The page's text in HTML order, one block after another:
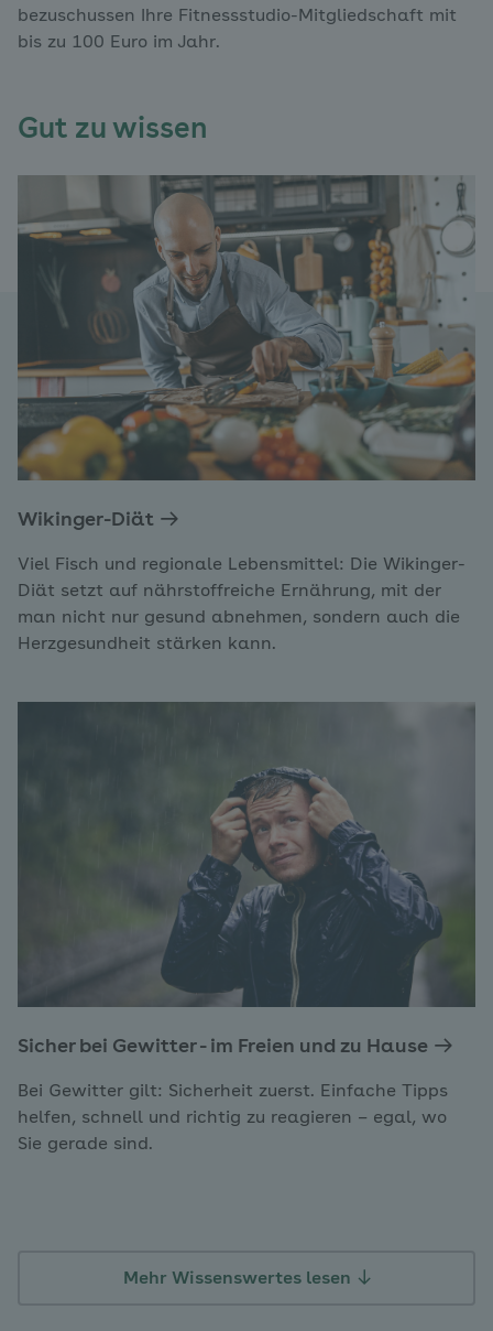
bezuschussen Ihre Fitnessstudio-Mitgliedschaft mit
bis zu 100 Euro im Jahr.
Gut zu wissen
Wikinger-Diät
Viel Fisch und regionale Lebensmittel: Die Wikinger-
Diät setzt auf nährstoffreiche Ernährung, mit der
man nicht nur gesund abnehmen, sondern auch die
Herzgesundheit stärken kann.
Sicher bei Gewitter - im Freien und zu Hause
Bei Gewitter gilt: Sicherheit zuerst. Einfache Tipps
helfen, schnell und richtig zu reagieren – egal, wo
Sie gerade sind.
Mehr Wissenswertes lesen